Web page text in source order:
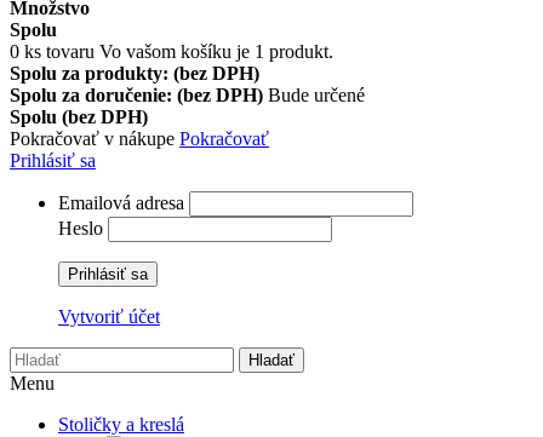
Množstvo
Spolu
0 ks tovaru Vo vašom košíku je 1 produkt.
Spolu za produkty: (bez DPH)
Spolu za doručenie: (bez DPH) Bude určené
Spolu (bez DPH)
Pokračovať v nákupe Pokračovať
Prihlásiť sa
Emailová adresa
Heslo
Prihlásiť sa
Vytvoriť účet
Hladať
Menu
Stoličky a kreslá